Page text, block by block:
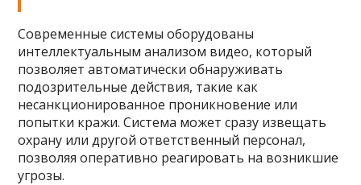
Современные системы оборудованы
интеллектуальным анализом видео, который
позволяет автоматически обнаруживать
подозрительные действия, такие как
несанкционированное проникновение или
попытки кражи. Система может сразу извещать
охрану или другой ответственный персонал,
позволяя оперативно реагировать на возникшие
угрозы.